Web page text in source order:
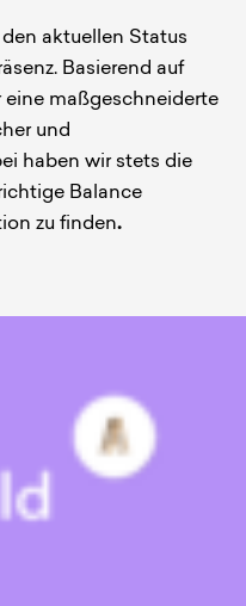
aktuellen Status
Basierend auf
maßgeschneiderte
und
haben wir stets die
Balance
zu finden.